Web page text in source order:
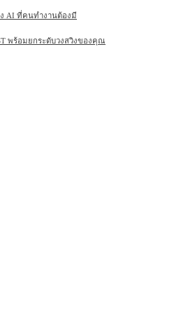
ง AI ที่คนทำงานต้องมี
พร้อมยกระดับวงสวิงของคุณ